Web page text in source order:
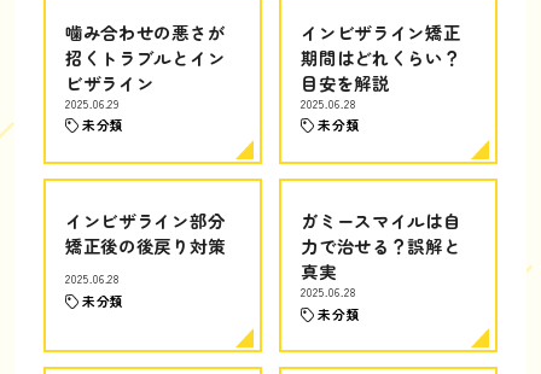
噛み合わせの悪さが
招くトラブルとイン
ビザライン
2025.06.29
未分類
インビザライン矯正
期間はどれくらい？
目安を解説
2025.06.28
未分類
インビザライン部分
矯正後の後戻り対策
2025.06.28
未分類
ガミースマイルは自
力で治せる？誤解と
真実
2025.06.28
未分類